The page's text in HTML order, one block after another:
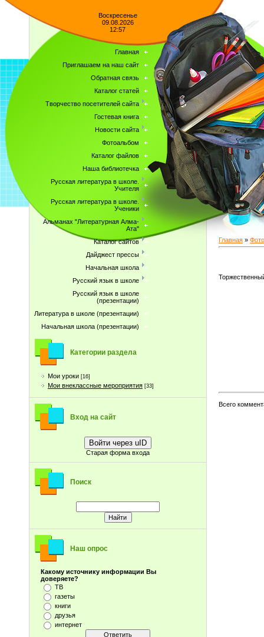
Воскресенье
09.08.2026
12:57
Главная
Приглашаем на наш сайт
Обратная связь
Каталог статей
Творчество посетителей сайта
Гостевая книга
Новости сайта
Фотоальбом
Каталог файлов
Наша библиотечка
Русская литература в школе.
Учителя
Русская литература в школе.
Ученики
Альманах "Литературная Алма-
Ата"
Каталог сайтов
Дайджест прессы
Начальная школа
Русский язык в школе
Русский язык в школе
(презентации)
Литература в школе (презентации)
Начальная школа (презентации)
Категории раздела
Мои уроки [16]
Мои внеклассные мероприятия [33]
Вход на сайт
Войти через uID
Старая форма входа
Поиск
Наш опрос
Какому источнику информации Вы
доверяете?
ТВ
газеты
книги
друзья
интернет
Главная »
Всего